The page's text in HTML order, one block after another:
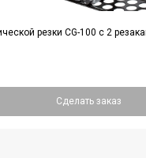
резки CG-100 с 2
Сделать заказ